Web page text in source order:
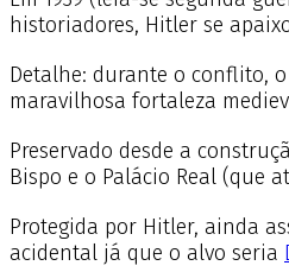
historiadores, Hitler se
Detalhe: durante o conflito, o
maravilhosa fortaleza
Preservado desde a
Bispo e o Palácio Real (que
Protegida por Hitler, ainda
acidental já que o alvo seria